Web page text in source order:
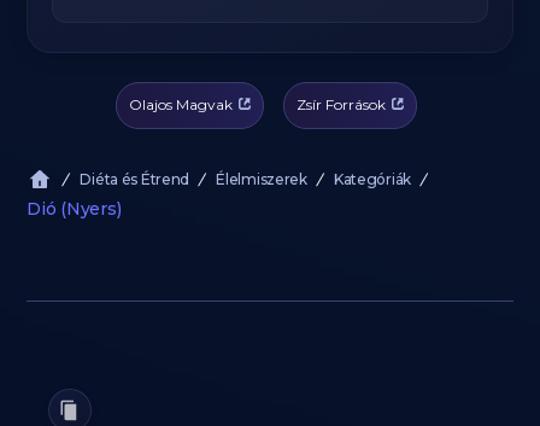
Olajos Magvak Zsír Források
Diéta és Étrend Élelmiszerek Kategóriák
Dió (Nyers)